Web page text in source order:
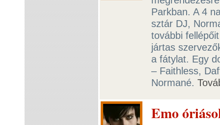
Parkban. A 4
sztár DJ,
további
jártas
a fátylat. Egy
– Faithless,
Normané.
Emo